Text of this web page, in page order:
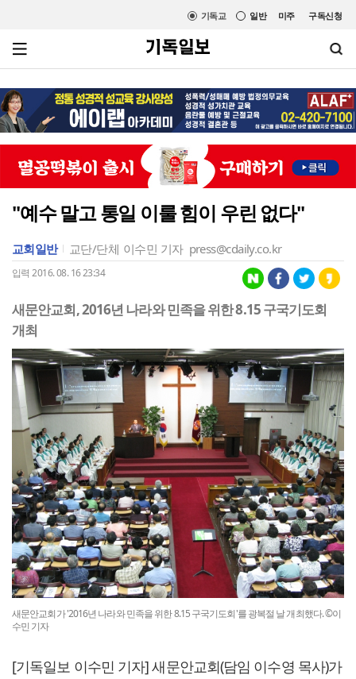
미주 구독신청
일반
기독교
"예수 말고 통일 이룰 힘이 우린 없다"
교회일반 교단/단체 이수민 기자 press@cdaily.co.kr
입력 2016. 08. 16 23:34
새문안교회, 2016년 나라와 민족을 위한 8.15 구국기도회
개최
새문안교회가 '2016년 나라와 민족을 위한 8.15 구국기도회'를 광복절 날 개최했다. ©이
수민 기자
[기독일보 이수민 기자] 새문안교회(담임 이수영 목사)가